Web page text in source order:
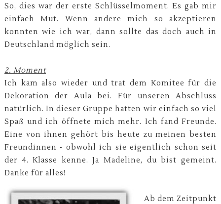
So, dies war der erste Schlüsselmoment. Es gab mir
einfach Mut. Wenn andere mich so akzeptieren
konnten wie ich war, dann sollte das doch auch in
Deutschland möglich sein.
2. Moment
Ich kam also wieder und trat dem Komitee für die
Dekoration der Aula bei. Für unseren Abschluss
natürlich. In dieser Gruppe hatten wir einfach so viel
Spaß und ich öffnete mich mehr. Ich fand Freunde.
Eine von ihnen gehört bis heute zu meinen besten
Freundinnen - obwohl ich sie eigentlich schon seit
der 4. Klasse kenne. Ja Madeline, du bist gemeint.
Danke für alles!
Ab dem Zeitpunkt